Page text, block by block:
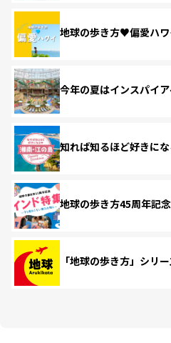
地球の歩き方♥偏愛ハワ
今年の夏はインスパイア
知れば知るほど好きに
地球の歩き方45周年記
「地球の歩き方」シリ